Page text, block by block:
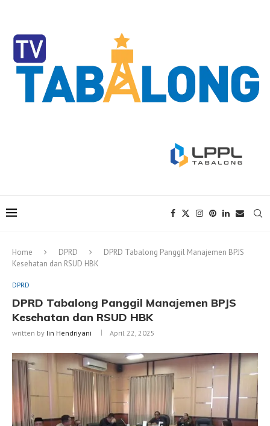
Home DPRD
DPRD Tabalong Panggil Manajemen BPJS
Kesehatan dan RSUD HBK
DPRD
DPRD Tabalong Panggil Manajemen BPJS
Kesehatan dan RSUD HBK
written by Iin Hendriyani April 22, 2025